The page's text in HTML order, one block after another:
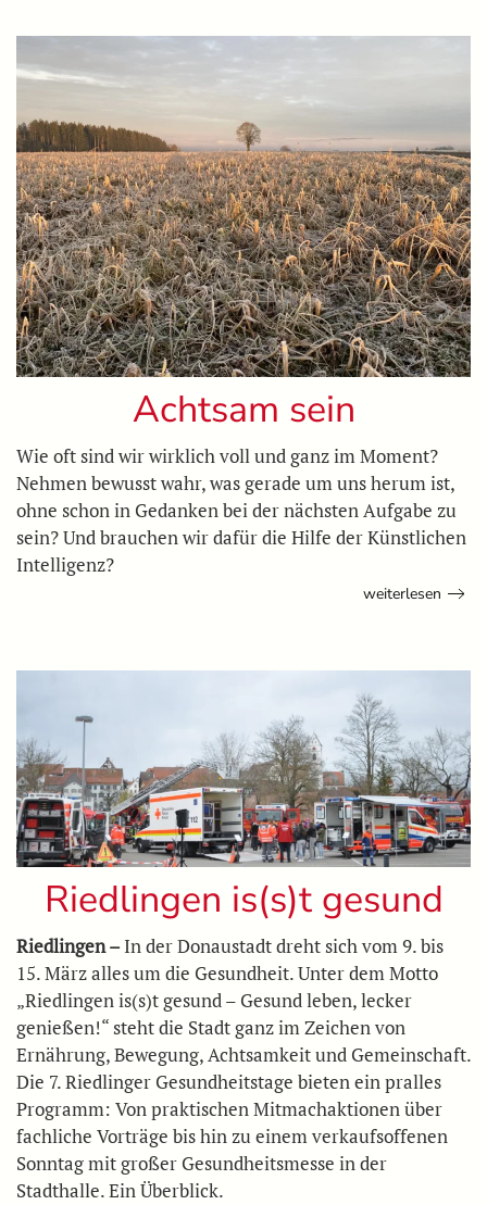
Achtsam sein
Wie oft sind wir wirklich voll und ganz im Moment?
Nehmen bewusst wahr, was gerade um uns herum ist,
ohne schon in Gedanken bei der nächsten Aufgabe zu
sein? Und brauchen wir dafür die Hilfe der Künstlichen
Intelligenz?
weiterlesen
Riedlingen is(s)t gesund
Riedlingen – In der Donaustadt dreht sich vom 9. bis
15. März alles um die Gesundheit. Unter dem Motto
„Riedlingen is(s)t gesund – Gesund leben, lecker
genießen!“ steht die Stadt ganz im Zeichen von
Ernährung, Bewegung, Achtsamkeit und Gemeinschaft.
Die 7. Riedlinger Gesundheitstage bieten ein pralles
Programm: Von praktischen Mitmachaktionen über
fachliche Vorträge bis hin zu einem verkaufsoffenen
Sonntag mit großer Gesundheitsmesse in der
Stadthalle. Ein Überblick.